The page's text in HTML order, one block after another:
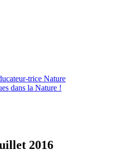
trice Nature
dans la Nature !
2016